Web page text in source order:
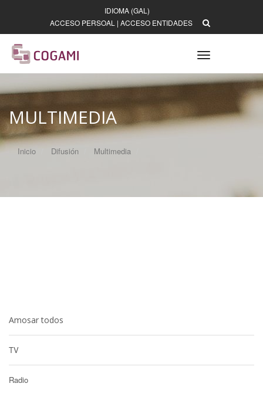
IDIOMA (GAL)
ACCESO PERSOAL | ACCESO ENTIDADES
Toggle
navigation
MULTIMEDIA
Inicio Difusión Multimedia
Amosar todos
TV
Radio